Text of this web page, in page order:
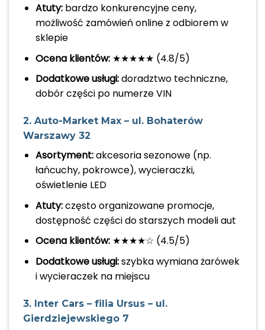
Atuty:bardzo konkurencyjne ceny,
możliwość zamówień online z odbiorem w
sklepie
Ocena klientów:★★★★★ (4.8/5)
Dodatkowe usługi:doradztwo techniczne,
dobór części po numerze VIN
2. Auto-Market Max – ul. Bohaterów
Warszawy 32
Asortyment:akcesoria sezonowe (np.
łańcuchy, pokrowce), wycieraczki,
oświetlenie LED
Atuty:często organizowane promocje,
dostępność części do starszych modeli aut
Ocena klientów:★★★★☆ (4.5/5)
Dodatkowe usługi:szybka wymiana żarówek
i wycieraczek na miejscu
3. Inter Cars – filia Ursus – ul.
Gierdziejewskiego 7